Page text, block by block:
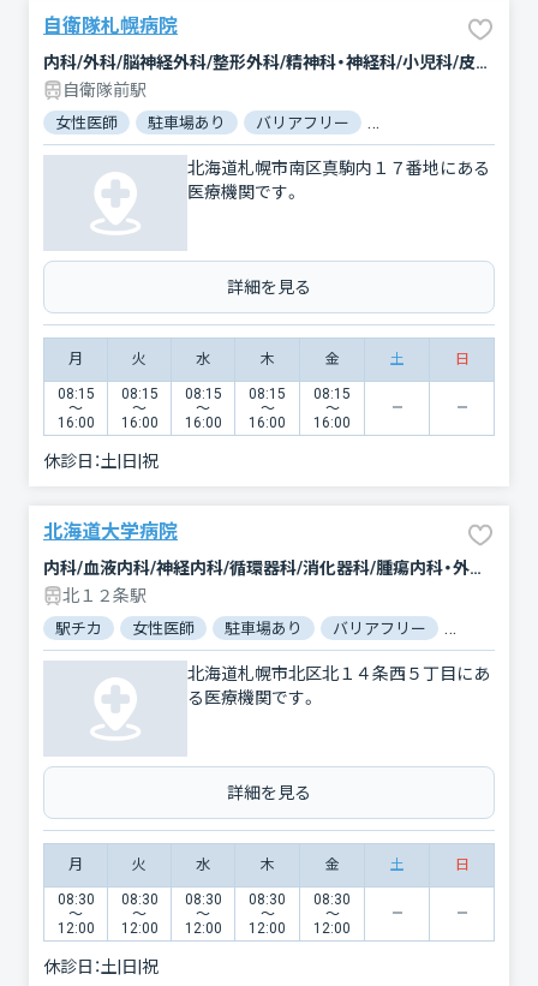
自衛隊札幌病院
内科/外科/脳神経外科/整形外科/精神科・神経科/小児科/皮膚科/泌尿器科/産婦人科/眼科/耳鼻咽喉科/リハビリテーション/放射線科/歯科/麻酔科/救急科
自衛隊前駅
女性医師 駐車場あり バリアフリー
北海道札幌市南区真駒内１７番地にある
医療機関です。
詳細を見る
月 火 水 木 金 土 日
08:15
〜
16:00
08:15
〜
16:00
08:15
〜
16:00
08:15
〜
16:00
08:15
〜
16:00
休診日：土|日|祝
北海道大学病院
内科/血液内科/神経内科/循環器科/消化器科/腫瘍内科・外科/脳神経外科/呼吸器外科/乳腺外科/整形外科/形成外科/小児科/小児外科/産科/婦人科/眼科/耳鼻咽喉科/皮膚科/泌尿器科/精神科・神経科/歯科/矯正歯科/歯科口腔外科/小児歯科/リハビリテーション/放射線科/臨床検査・病理診断/救急科/麻酔科
北１２条駅
駅チカ 女性医師 駐車場あり バリアフリー
北海道札幌市北区北１４条西５丁目にあ
る医療機関です。
詳細を見る
月 火 水 木 金 土 日
08:30
〜
12:00
08:30
〜
12:00
08:30
〜
12:00
08:30
〜
12:00
08:30
〜
12:00
休診日：土|日|祝